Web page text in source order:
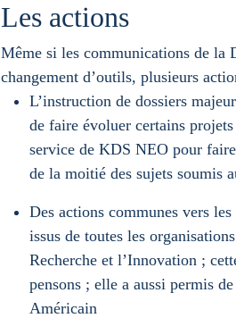
Les actions
Même si les communications de la
changement d’outils, plusieurs
L’instruction de dossiers
de faire évoluer certains
service de KDS NEO pour
de la moitié des sujets soumis
Des actions communes vers
issus de toutes les
Recherche et l’Innovation ;
pensons ; elle a aussi permis
Américain